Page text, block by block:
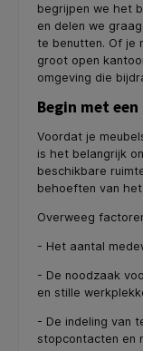
begrijpen we het
en delen we
te benutten. Of je
groot open
omgeving die
Begin met
Voordat je
is het belangrijk
beschikbare
behoeften van
Overweeg
- Het aantal
- De noodzaak
en stille
- De indeling van
stopcontacten en